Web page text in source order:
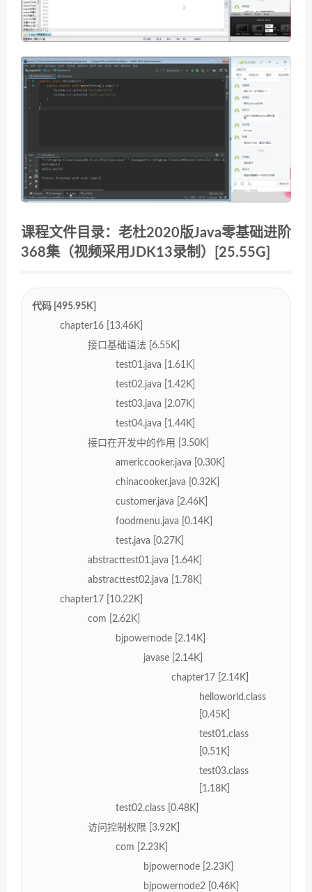
课程文件目录：老杜2020版Java零基础进阶
368集（视频采用JDK13录制）[25.55G]
代码 [495.95K]
chapter16 [13.46K]
接口基础语法 [6.55K]
test01.java [1.61K]
test02.java [1.42K]
test03.java [2.07K]
test04.java [1.44K]
接口在开发中的作用 [3.50K]
americcooker.java [0.30K]
chinacooker.java [0.32K]
customer.java [2.46K]
foodmenu.java [0.14K]
test.java [0.27K]
abstracttest01.java [1.64K]
abstracttest02.java [1.78K]
chapter17 [10.22K]
com [2.62K]
bjpowernode [2.14K]
javase [2.14K]
chapter17 [2.14K]
helloworld.class
[0.45K]
test01.class
[0.51K]
test03.class
[1.18K]
test02.class [0.48K]
访问控制权限 [3.92K]
com [2.23K]
bjpowernode [2.23K]
bjpowernode2 [0.46K]